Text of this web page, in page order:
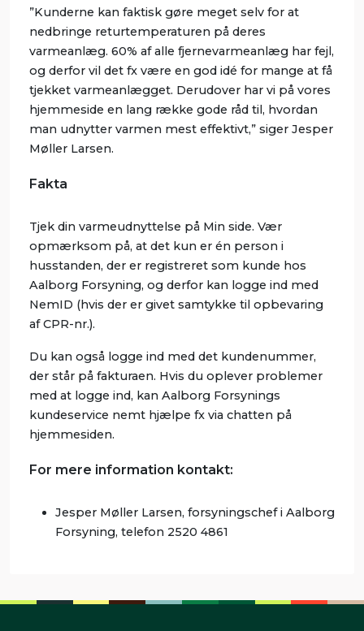
”Kunderne kan faktisk gøre meget selv for at
nedbringe returtemperaturen på deres
varmeanlæg. 60% af alle fjernevarmeanlæg har fejl,
og derfor vil det fx være en god idé for mange at få
tjekket varmeanlægget. Derudover har vi på vores
hjemmeside en lang række gode råd til, hvordan
man udnytter varmen mest effektivt,” siger Jesper
Møller Larsen.
Fakta
Tjek din varmeudnyttelse på Min side. Vær
opmærksom på, at det kun er én person i
husstanden, der er registreret som kunde hos
Aalborg Forsyning, og derfor kan logge ind med
NemID (hvis der er givet samtykke til opbevaring
af CPR-nr.).
Du kan også logge ind med det kundenummer,
der står på fakturaen. Hvis du oplever problemer
med at logge ind, kan Aalborg Forsynings
kundeservice nemt hjælpe fx via chatten på
hjemmesiden.
For mere information kontakt:
Jesper Møller Larsen, forsyningschef i Aalborg
Forsyning, telefon 2520 4861